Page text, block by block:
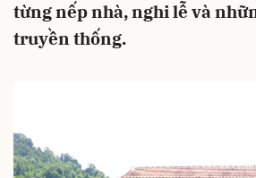
từng nếp nhà, nghi lễ và
truyền thống.